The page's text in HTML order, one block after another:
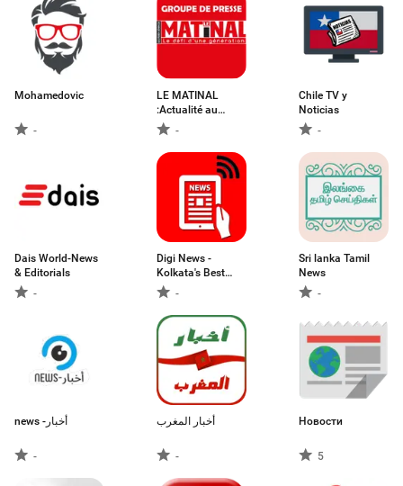
Mohamedovic
-
LE MATINAL
:Actualité au
Bénin-
Chile TV y
Noticias
-
Dais World-News
& Editorials
-
Digi News -
Kolkata's Best
Online News App
-
Sri lanka Tamil
News
-
news -أخبار
-
أخبار المغرب
-
Новости
5